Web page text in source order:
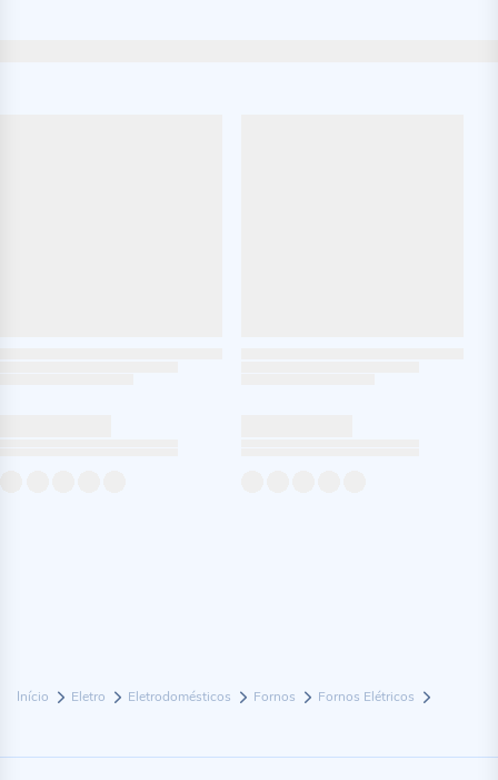
Início Eletro Eletrodomésticos Fornos Fornos Elétricos